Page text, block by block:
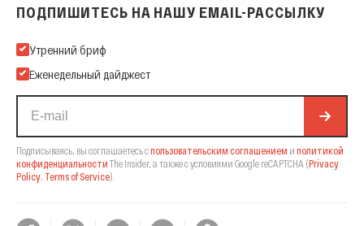
ПОДПИШИТЕСЬ НА НАШУ EMAIL-РАССЫЛКУ
Подпишитесь на нашу Email-рассылку
Утренний бриф
Еженедельный дайджест
Подписываясь, вы соглашаетесь спользовательским соглашением и политикой
конфиденциальности The Insider, а также с условиями Google reCAPTCHA (Privacy
Policy Terms of Service).